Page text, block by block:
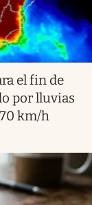
el fin de
por lluvias
km/h